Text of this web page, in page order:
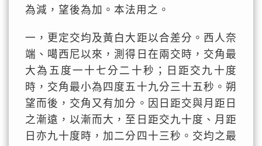
為減，望後為加。本法用之。
一，更定交均及黃白大距以合差分。西人奈
端、噶西尼以來，測得日在兩交時，交角最
大為五度一十七分二十秒；日距交九十度
時，交角最小為四度五十九分三十五秒。朔
望而後，交角又有加分。因日距交與月距日
之漸遠，以漸而大，至日距交九十度、月距
日亦九十度時，加二分四十三秒。交均之最